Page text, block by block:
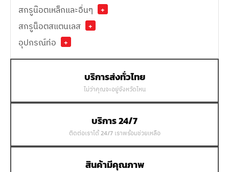
สกรูน๊อตเหล็กและอื่นๆ
+
สกรูน็อตสแตนเลส
+
อุปกรณ์ท่อ
+
บริการส่งทั่วไทย
ไม่ว่าคุณจะอยู่จังหวัดไหน
บริการ 24/7
ติดต่อเราได้ 24/7 เราพร้อมช่วยเหลือ
สินค้ามีคุณภาพ